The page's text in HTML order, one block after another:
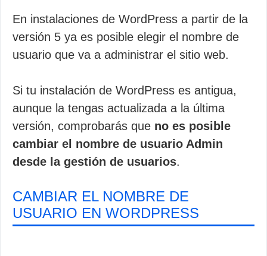
En instalaciones de WordPress a partir de la
versión 5 ya es posible elegir el nombre de
usuario que va a administrar el sitio web.
Si tu instalación de WordPress es antigua,
aunque la tengas actualizada a la última
versión, comprobarás que no es posible
cambiar el nombre de usuario Admin
desde la gestión de usuarios.
CAMBIAR EL NOMBRE DE
USUARIO EN WORDPRESS